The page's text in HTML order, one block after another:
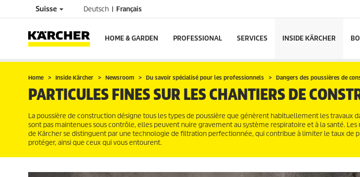
Suisse Deutsch Français
HOME & GARDEN PROFESSIONAL SERVICES INSIDE KÄRCHER
Home Inside Kärcher Newsroom Du savoir spécialisé pour les professionnels Dangers des poussières de
PARTICULES FINES SUR LES CHANTIERS DE
La poussière de construction désigne tous les types de poussière que génèrent habituellement les travaux
sont pas maintenues sous contrôle, elles peuvent nuire gravement au système respiratoire et à la santé. Les
de Kärcher se distinguent par une technologie de filtration perfectionnée, qui contribue à limiter le taux de
protéger, ainsi que ceux qui vous entourent.